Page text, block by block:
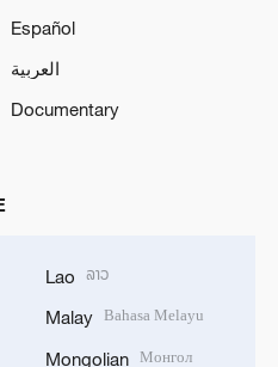
Español
العربية
Documentary
Lao ລາວ
Malay Bahasa Melayu
Mongolian Монгол